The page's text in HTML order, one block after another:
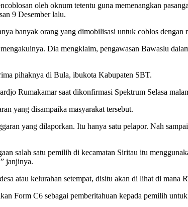
oleh oknum tetentu guna memenangkan
9 Desember lalu.
banyak orang yang dimobilisasi untuk coblos dengan
Dia mengklaim, pengawasan Bawaslu
pihaknya di Bula, ibukota Kabupaten SBT.
Rumakamar saat dikonfirmasi Spektrum Selasa
yang disampaika masyarakat tersebut.
yang dilaporkan. Itu hanya satu pelapor. Nah
salah satu pemilih di kecamatan Siritau itu
janjinya.
atau kelurahan setempat, disitu akan di lihat di mana
Form C6 sebagai pemberitahuan kepada pemilih